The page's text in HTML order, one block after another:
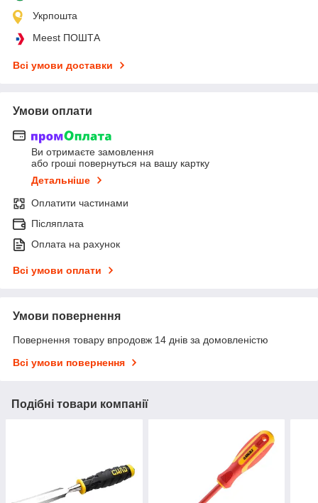
Укрпошта
Meest ПОШТА
Всі умови доставки
Умови оплати
Ви отримаєте замовлення
або гроші повернуться на вашу картку
Детальніше
Оплатити частинами
Післяплата
Оплата на рахунок
Всі умови оплати
Умови повернення
Повернення товару впродовж 14 днів за домовленістю
Всі умови повернення
Подібні товари компанії